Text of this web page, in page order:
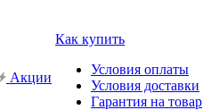
Акции
Как купить
Условия оплаты
Условия доставки
Гарантия на товар